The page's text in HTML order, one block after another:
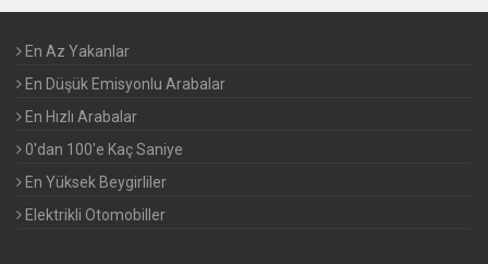
En Az Yakanlar
En Düşük Emisyonlu Arabalar
En Hızlı Arabalar
0'dan 100'e Kaç Saniye
En Yüksek Beygirliler
Elektrikli Otomobiller